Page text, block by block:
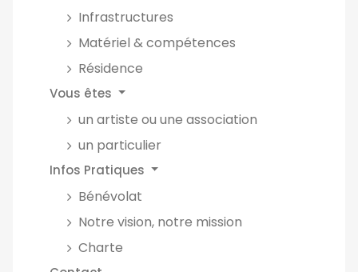
Infrastructures
Matériel & compétences
Résidence
Vous êtes
un artiste ou une association
un particulier
Infos Pratiques
Bénévolat
Notre vision, notre mission
Charte